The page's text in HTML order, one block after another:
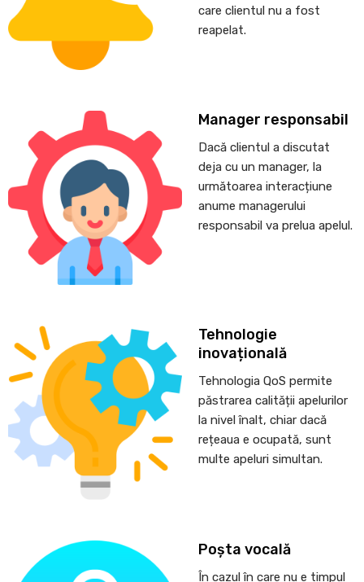
care clientul nu a fost
reapelat.
Manager responsabil
Dacă clientul a discutat
deja cu un manager, la
următoarea interacțiune
anume managerului
responsabil va prelua apelul.
Tehnologie
inovațională
Tehnologia QoS permite
păstrarea calității apelurilor
la nivel înalt, chiar dacă
rețeaua e ocupată, sunt
multe apeluri simultan.
Poșta vocală
În cazul în care nu e timpul